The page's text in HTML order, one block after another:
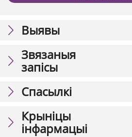
Выявы
Звязаныя
запісы
Спасылкі
Крыніцы
інфармацыі